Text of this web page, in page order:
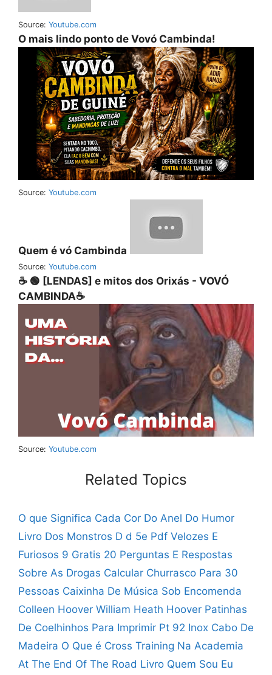
Source: Youtube.com
O mais lindo ponto de Vovó Cambinda!
Source: Youtube.com
Quem é vó Cambinda
Source: Youtube.com
☕ 🟢 [LENDAS] e mitos dos Orixás - VOVÓ
CAMBINDA☕
Source: Youtube.com
Related Topics
O que Significa Cada Cor Do Anel Do Humor
Livro Dos Monstros D d 5e Pdf Velozes E
Furiosos 9 Gratis 20 Perguntas E Respostas
Sobre As Drogas Calcular Churrasco Para 30
Pessoas Caixinha De Música Sob Encomenda
Colleen Hoover William Heath Hoover Patinhas
De Coelhinhos Para Imprimir Pt 92 Inox Cabo De
Madeira O Que é Cross Training Na Academia
At The End Of The Road Livro Quem Sou Eu